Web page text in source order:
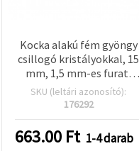
Kocka alakú fém gyöngy
csillogó kristályokkal, 15
mm, 1,5 mm-es furat,
ezüst színű
SKU (leltári azonosító):
176292
663.00 Ft 1-4 darab